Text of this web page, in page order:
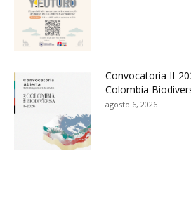
Convocatoria II-
Colombia
agosto 6, 2026